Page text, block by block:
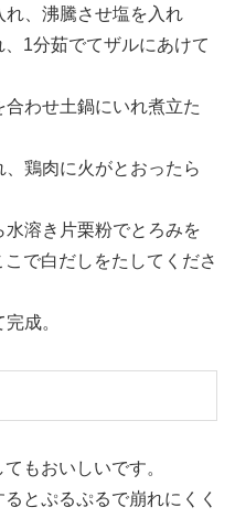
れ、沸騰させ塩を入れ
1分茹でてザルにあけて
わせ土鍋にいれ煮立た
鶏肉に火がとおったら
溶き片栗粉でとろみを
で白だしをたしてくださ
成。
もおいしいです。
とぷるぷるで崩れにくく